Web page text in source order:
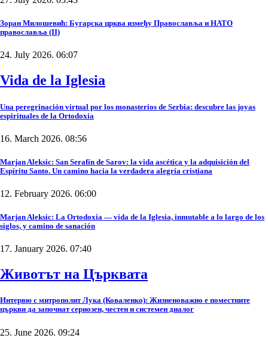
Зоран Милошевић: Бугарска црква између Православља и НАТО
православља (II)
24. July 2026. 06:07
Vida de la Iglesia
Una peregrinación virtual por los monasterios de Serbia: descubre las joyas
espirituales de la Ortodoxia
16. March 2026. 08:56
Marjan Aleksic: San Serafín de Sarov: la vida ascética y la adquisición del
Espíritu Santo. Un camino hacia la verdadera alegría cristiana
12. February 2026. 06:00
Marjan Aleksic: La Ortodoxia — vida de la Iglesia, inmutable a lo largo de los
siglos, y camino de sanación
17. January 2026. 07:40
Животът на Църквата
Интервю с митрополит Лука (Коваленко): Жизненоважно е поместните
църкви да започнат сериозен, честен и системен диалог
25. June 2026. 09:24